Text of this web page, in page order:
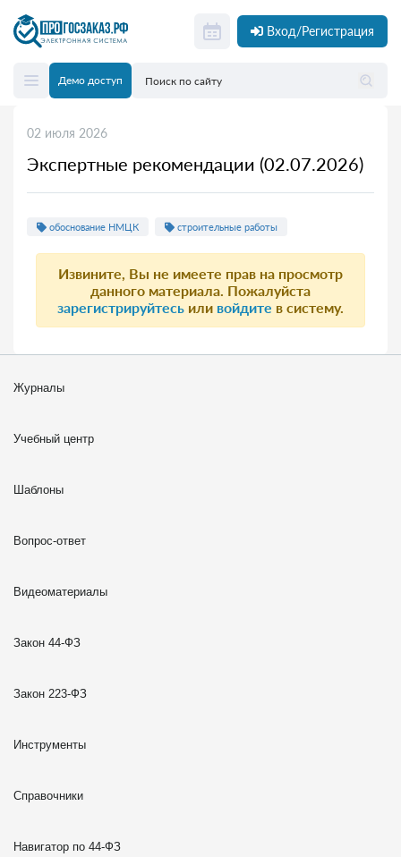
Вход/Регистрация
Демо доступ
02 июля 2026
Экспертные рекомендации (02.07.2026)
обоснование НМЦК строительные работы
Извините, Вы не имеете прав на просмотр
данного материала. Пожалуйста
зарегистрируйтесь или войдите в систему.
Журналы
Учебный центр
Шаблоны
Вопрос-ответ
Видеоматериалы
Закон 44-ФЗ
Закон 223-ФЗ
Инструменты
Справочники
Навигатор по 44-ФЗ